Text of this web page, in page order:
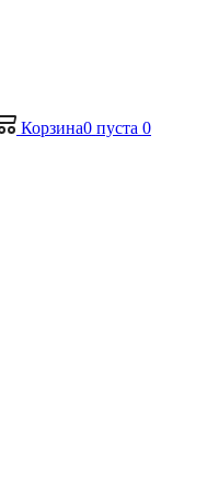
Корзина0 пуста 0